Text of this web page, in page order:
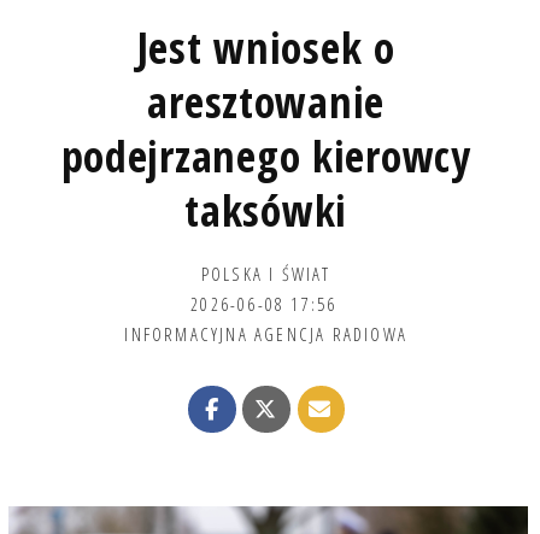
Jest wniosek o
aresztowanie
podejrzanego kierowcy
taksówki
POLSKA I ŚWIAT
2026-06-08 17:56
INFORMACYJNA AGENCJA RADIOWA